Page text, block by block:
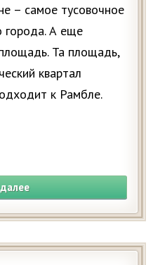
– самое тусовочное
города. А еще
Та площадь,
квартал
к Рамбле.